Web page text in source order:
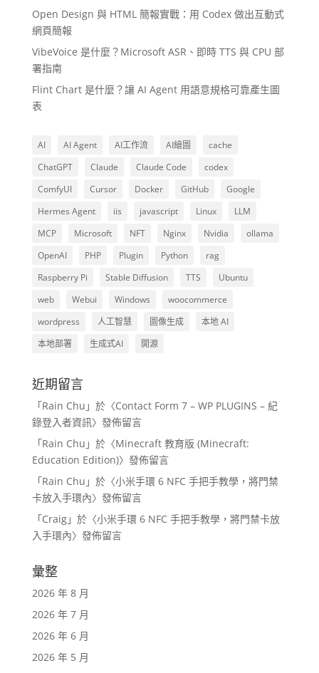
Open Design 與 HTML 簡報實戰：用 Codex 做出互動式
網頁簡報
VibeVoice 是什麼？Microsoft ASR、即時 TTS 與 CPU 部
署指南
Flint Chart 是什麼？讓 AI Agent 用語意規格可靠產生圖
表
AI AI Agent AI工作流 AI繪圖
cache
ChatGPT
Claude Claude Code
codex
ComfyUI
Cursor Docker GitHub
Google
Hermes Agent
iis javascript Linux
LLM
MCP
Microsoft NFT Nginx Nvidia
ollama
OpenAI
PHP Plugin Python
rag
Raspberry Pi
Stable Diffusion TTS
Ubuntu
web
Webui Windows
woocommerce
wordpress
人工智慧 圖像生成
本地 AI
本地部署
生成式AI 開源
近期留言
「Rain Chu 」於〈Contact Form 7 – WP PLUGINS – 紀
錄登入者資訊〉發佈留言
「Rain Chu 」於〈Minecraft 教育版 (Minecraft:
Education Edition)〉發佈留言
「Rain Chu 」於〈小米手環 6 NFC 手把手教學，將門禁
卡放入手環內〉發佈留言
「Craig」於〈小米手環 6 NFC 手把手教學，將門禁卡放
入手環內〉發佈留言
彙整
2026 年 8 月
2026 年 7 月
2026 年 6 月
2026 年 5 月